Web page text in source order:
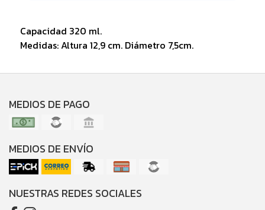
Capacidad 320 ml.
Medidas: Altura 12,9 cm. Diámetro 7,5cm.
MEDIOS DE PAGO
MEDIOS DE ENVÍO
NUESTRAS REDES SOCIALES